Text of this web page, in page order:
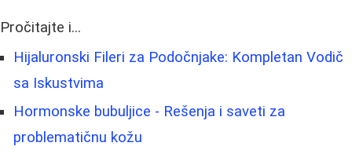
Pročitajte i...
Hijaluronski Fileri za Podočnjake: Kompletan Vodič
sa Iskustvima
Hormonske bubuljice - Rešenja i saveti za
problematičnu kožu